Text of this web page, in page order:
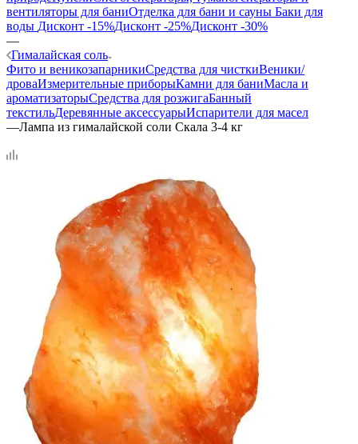
вентиляторы для баниОтделка для бани и сауны Баки для
воды Дисконт -15%Дисконт -25%Дисконт -30%
—
Гималайская соль
Фито и веникозапарникиСредства для чисткиВеники/
дроваИзмерительные приборыКамни для баниМасла и
ароматизаторыСредства для розжигаБанный
текстильДеревянные аксессуарыИспарители для масел
—Лампа из гималайской соли Скала 3-4 кг